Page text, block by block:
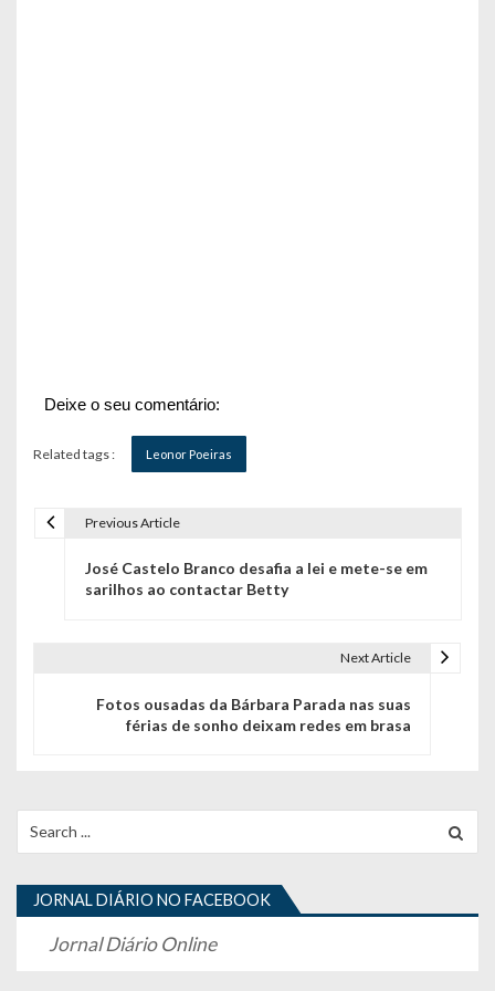
Deixe o seu comentário:
Related tags : Leonor Poeiras
ã
o
d
Previous Article
José Castelo Branco desafia a lei e mete-se em
sarilhos ao contactar Betty
Next Article
Fotos ousadas da Bárbara Parada nas suas
férias de sonho deixam redes em brasa
for:
JORNAL DIÁRIO NO FACEBOOK
Jornal Diário Online